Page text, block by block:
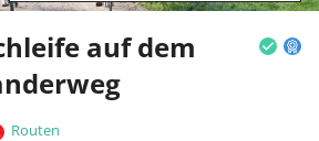
auf dem
Routen